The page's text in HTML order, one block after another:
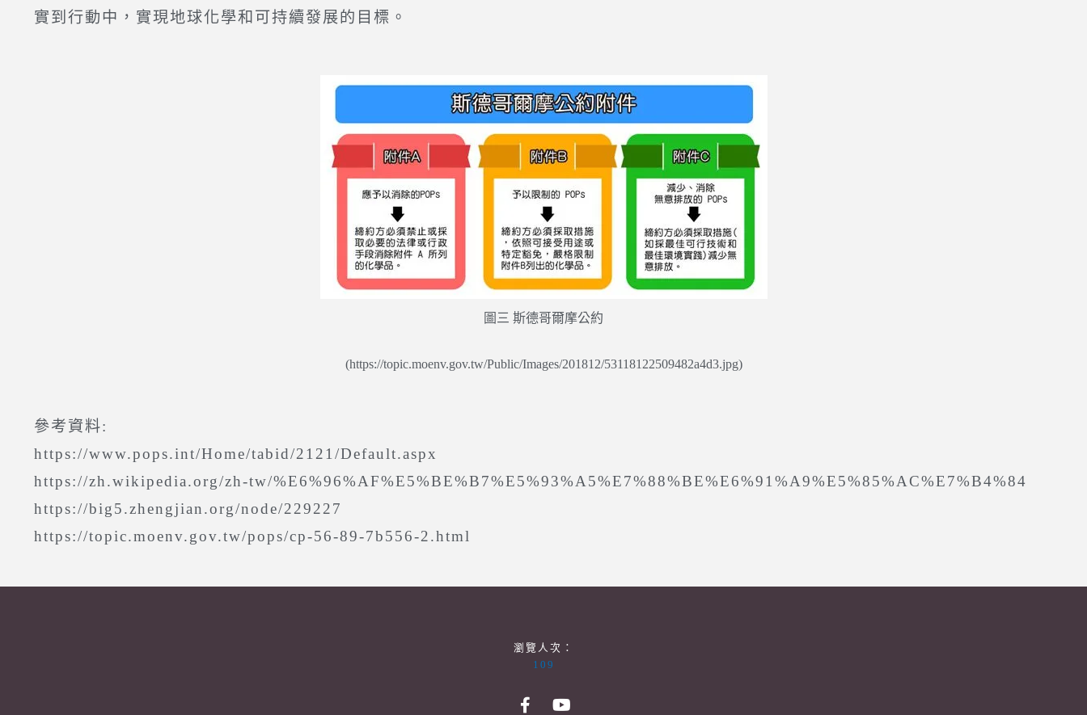
實到行動中，實現地球化學和可持續發展的目標。
圖三 斯德哥爾摩公約
(https://topic.moenv.gov.tw/Public/Images/201812/53118122509482a4d3.jpg)
參考資料:
https://www.pops.int/Home/tabid/2121/Default.aspx
https://zh.wikipedia.org/zh-tw/%E6%96%AF%E5%BE%B7%E5%93%A5%E7%88%BE%E6%91%A9%E5%85%AC%E7%B4%84
https://big5.zhengjian.org/node/229227
https://topic.moenv.gov.tw/pops/cp-56-89-7b556-2.html
瀏覽人次：
109